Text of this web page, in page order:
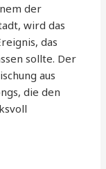
der
wird das
das
sollte. Der
aus
die den